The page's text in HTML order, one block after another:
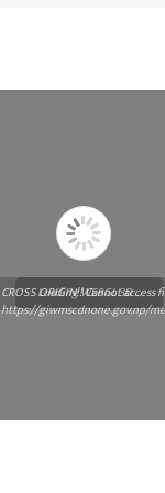
Loading WEBGL 3D ...
CROSS ORIGIN!! Cannot access
https://giwmscdnone.gov.np/